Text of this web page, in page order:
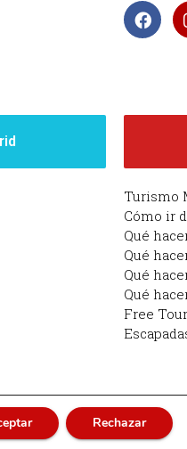
Turismo
Cómo ir
Qué
Qué
Qué
Qué
Free
Rechazar